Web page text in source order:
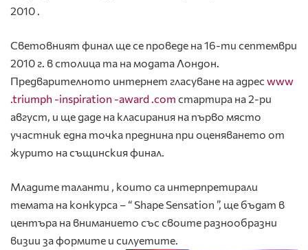
2010 .
Световният финал ще се проведе на 16-ти септември
2010 г. в столица та на модата Лондон.
Предварителното интернет гласуване на адрес www
.triumph -inspiration -award .com стартира на 2-ри
август, и ще даде на класирания на първо място
участник една точка преднина при оценяването от
журито на същинския финал.
Младите таланти , които са интерпретирали
темата на конкурса – “ Shape Sensation ”, ще бъдат в
центъра на вниманието със своите разнообразни
визии за формите и силуетите.